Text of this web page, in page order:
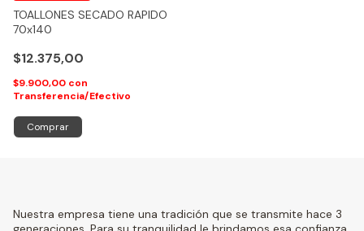
TOALLONES SECADO RAPIDO
70x140
$12.375,00
$9.900,00 con
Transferencia/Efectivo
Nuestra empresa tiene una tradición que se transmite hace 3